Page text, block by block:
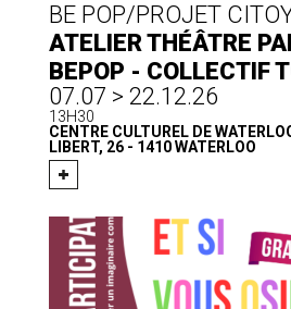
BE POP/PROJET
ATELIER THÉÂTRE
BEPOP - COLLECTIF
07.07 > 22.12.26
13H30
CENTRE CULTUREL DE
LIBERT, 26 - 1410 WATERLOO